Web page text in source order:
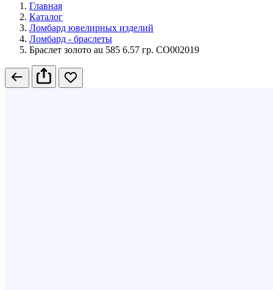
Главная
Каталог
Ломбард ювелирных изделий
Ломбард - браслеты
Браслет золото au 585 6.57 гр. СО002019